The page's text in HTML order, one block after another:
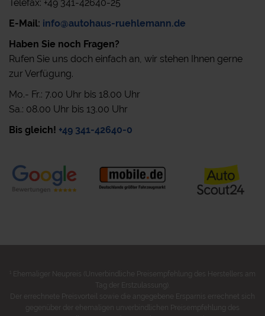
Telefax: +49 341-42640-25
E-Mail: info@autohaus-ruehlemann.de
Haben Sie noch Fragen?
Rufen Sie uns doch einfach an, wir stehen Ihnen gerne
zur Verfügung.
Mo.- Fr.: 7.00 Uhr bis 18.00 Uhr
Sa.: 08.00 Uhr bis 13.00 Uhr
Bis gleich! +49 341-42640-0
Ehemaliger Neupreis (Unverbindliche Preisempfehlung des Herstellers am
Tag der Erstzulassung).
Der errechnete Preisvorteil sowie die angegebene Ersparnis errechnet sich
gegenüber der ehemaligen unverbindlichen Preisempfehlung des